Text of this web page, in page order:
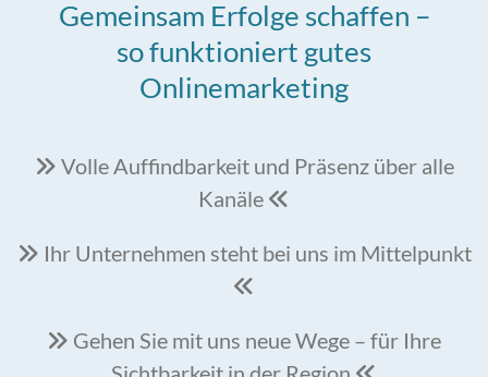
Gemeinsam Erfolge schaffen –
so funktioniert gutes
Onlinemarketing
 Volle Auffindbarkeit und Präsenz über alle
Kanäle 
 Ihr Unternehmen steht bei uns im Mittelpunkt

 Gehen Sie mit uns neue Wege – für Ihre